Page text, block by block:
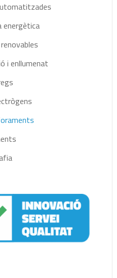
energètica
i enllumenat